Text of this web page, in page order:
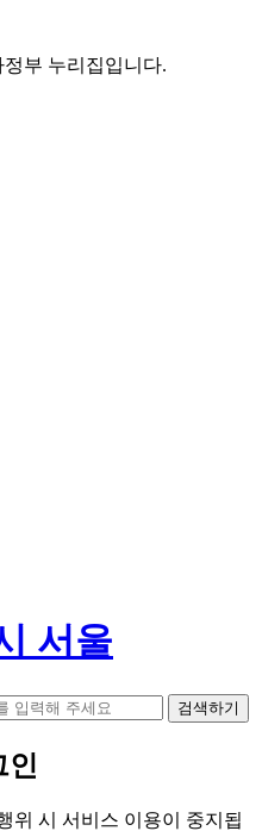
부 누리집입니다.
서울
검색하기
인
위 시 서비스 이용이 중지됩